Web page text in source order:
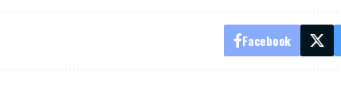
Facebook